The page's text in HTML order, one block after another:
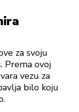
za svoju
Prema ovoj
vezu za
bilo koju